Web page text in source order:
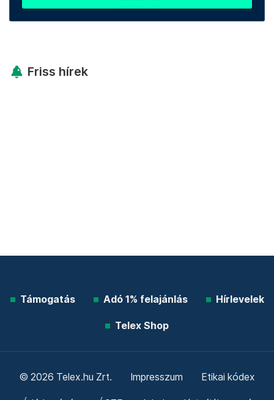
Friss hírek
Támogatás Adó 1% felajánlás Hírlevelek
Telex Shop
© 2026 Telex.hu Zrt. Impresszum Etikai kódex